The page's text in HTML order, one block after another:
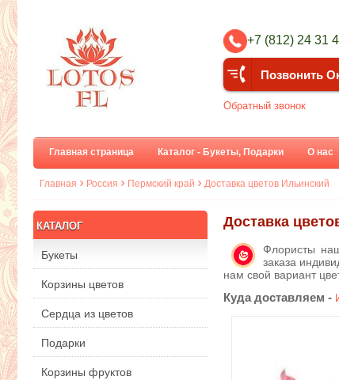
+7 (812) 24 31
Позвонить
Обратный звонок
Главная страница Каталог - Букеты, Подарки О нас
Главная Россия Пермский край Доставка цветов Ильинский
КАТАЛОГ
Букеты
Корзины цветов
Сердца из цветов
Подарки
Корзины фруктов
Доставка
Флористы
заказа
нам свой вариант
Куда доставляем -